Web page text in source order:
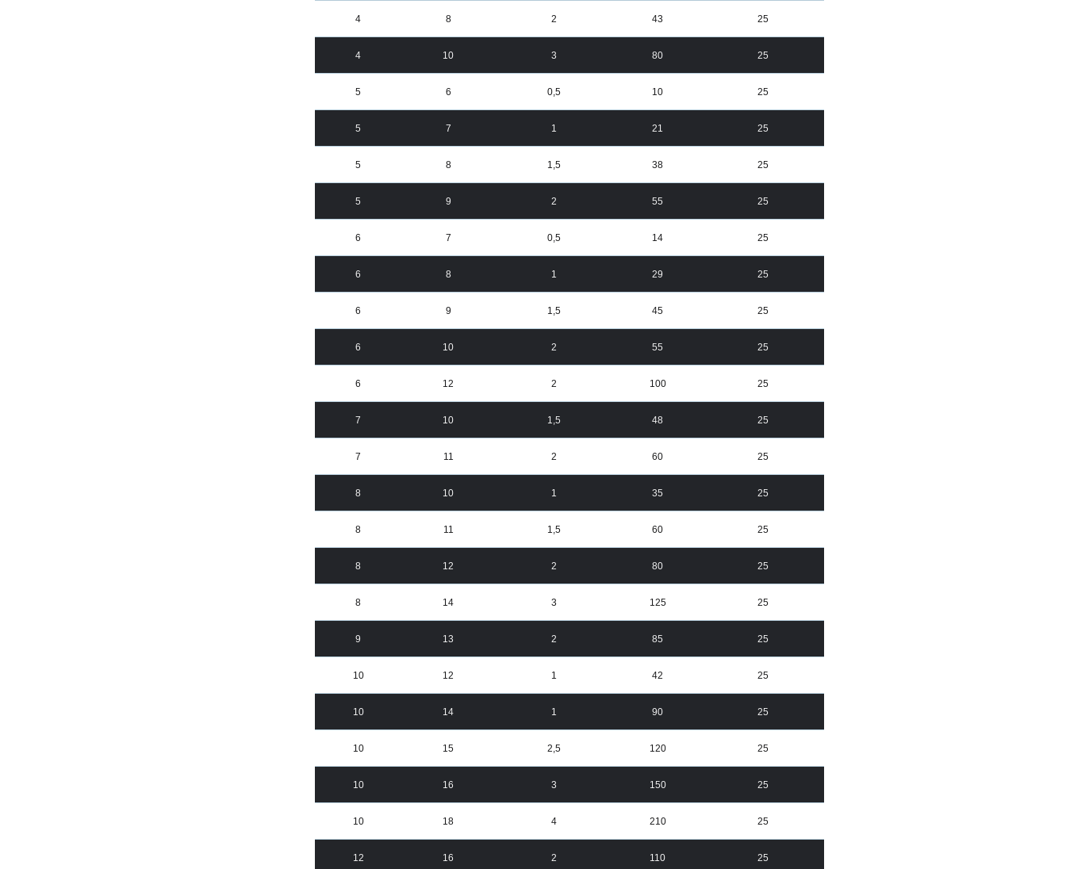
4 8 2 43 25
4 10 3 80 25
5 6 0,5 10 25
5 7 1 21 25
5 8 1,5 38 25
5 9 2 55 25
6 7 0,5 14 25
6 8 1 29 25
6 9 1,5 45 25
6 10 2 55 25
6 12 2 100 25
7 10 1,5 48 25
7 11 2 60 25
8 10 1 35 25
8 11 1,5 60 25
8 12 2 80 25
8 14 3 125 25
9 13 2 85 25
10 12 1 42 25
10 14 1 90 25
10 15 2,5 120 25
10 16 3 150 25
10 18 4 210 25
12 16 2 110 25